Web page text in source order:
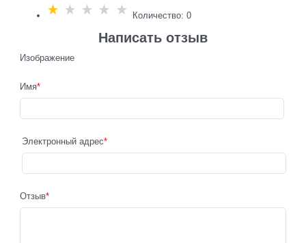
Количество: 0
Написать отзыв
Изображение
Имя
Электронный адрес
Отзыв